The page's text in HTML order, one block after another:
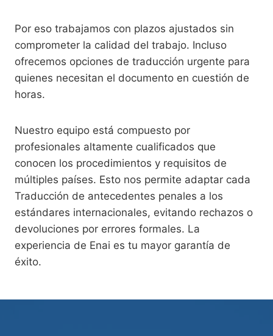
Por eso trabajamos con plazos ajustados sin
comprometer la calidad del trabajo. Incluso
ofrecemos opciones de traducción urgente para
quienes necesitan el documento en cuestión de
horas.
Nuestro equipo está compuesto por
profesionales altamente cualificados que
conocen los procedimientos y requisitos de
múltiples países. Esto nos permite adaptar cada
Traducción de antecedentes penales a los
estándares internacionales, evitando rechazos o
devoluciones por errores formales. La
experiencia de Enai es tu mayor garantía de
éxito.